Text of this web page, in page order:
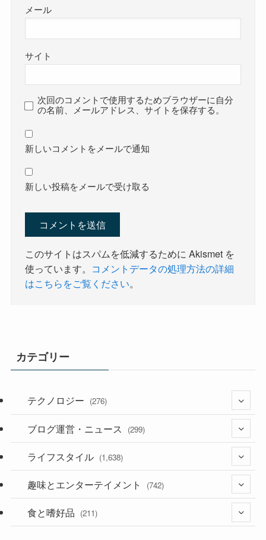
メール
サイト
次回のコメントで使用するためブラウザーに自分
の名前、メールアドレス、サイトを保存する。
新しいコメントをメールで通知
新しい投稿をメールで受け取る
このサイトはスパムを低減するために Akismet を
使っています。 コメントデータの処理方法の詳細
はこちらをご覧ください。
カテゴリー
テクノロジー (276)
(36)
(187)
ブログ運営・ニュース (299)
(118)
(181)
ライフスタイル (1,638)
(394)
(282)
趣味とエンターテイメント (742)
(56)
食と嗜好品 (211)